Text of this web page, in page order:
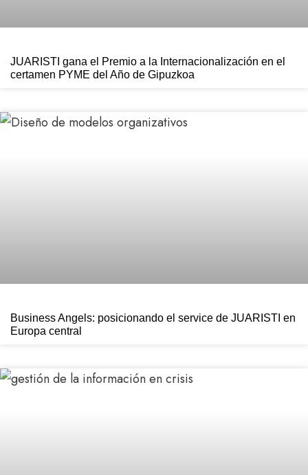
JUARISTI gana el Premio a la Internacionalización en el
certamen PYME del Año de Gipuzkoa
Business Angels: posicionando el service de JUARISTI en
Europa central